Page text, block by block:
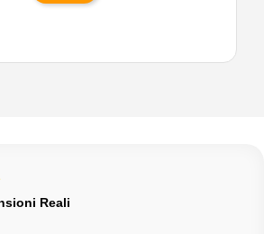
Reali